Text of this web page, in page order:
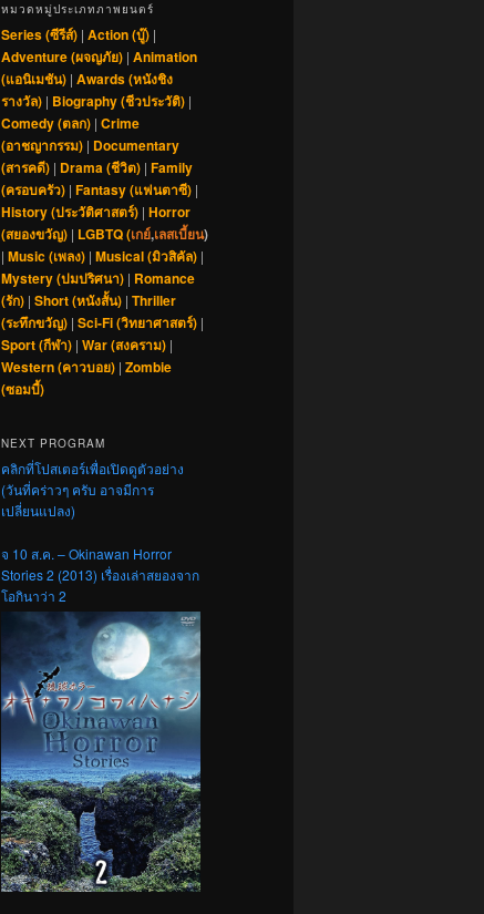
หมวดหมู่ประเภทภาพยนตร์
Series (ซีรีส์) | Action (บู๊) |
Adventure (ผจญภัย) | Animation
(แอนิเมชัน) | Awards (หนังชิง
รางวัล) | Biography (ชีวประวัติ) |
Comedy (ตลก) | Crime
(อาชญากรรม) | Documentary
(สารคดี) | Drama (ชีวิต) | Family
(ครอบครัว) | Fantasy (แฟนตาซี) |
History (ประวัติศาสตร์) | Horror
(สยองขวัญ) | LGBTQ (เกย์,เลสเบี้ยน)
| Music (เพลง) | Musical (มิวสิคัล) |
Mystery (ปมปริศนา) | Romance
(รัก) | Short (หนังสั้น) | Thriller
(ระทึกขวัญ) | Sci-Fi (วิทยาศาสตร์) |
Sport (กีฬา) | War (สงคราม) |
Western (คาวบอย) | Zombie
(ซอมบี้)
NEXT PROGRAM
คลิกที่โปสเตอร์เพื่อเปิดดูตัวอย่าง
(วันที่คร่าวๆ ครับ อาจมีการ
เปลี่ยนแปลง)
จ 10 ส.ค. – Okinawan Horror
Stories 2 (2013) เรื่องเล่าสยองจาก
โอกินาว่า 2